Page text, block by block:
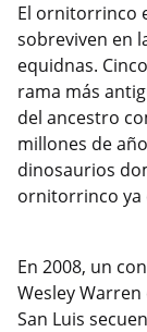
El ornitorrinco
sobreviven en
equidnas.
rama más
del ancestro
millones de
dinosaurios
ornitorrinco ya
En 2008, un
Wesley
San Luis